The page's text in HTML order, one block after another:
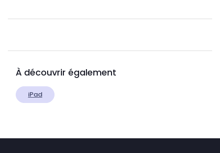
À découvrir également
iPad